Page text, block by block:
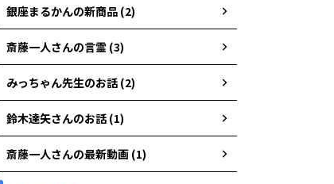
銀座まるかんの新商品 (2)
斎藤一人さんの言霊 (3)
みっちゃん先生のお話 (2)
鈴木達矢さんのお話 (1)
斎藤一人さんの最新動画 (1)